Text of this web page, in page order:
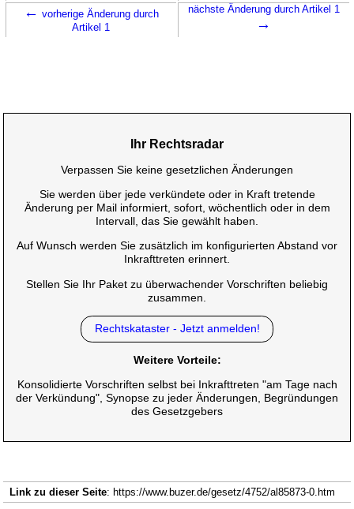
← vorherige Änderung durch
Artikel 1
nächste Änderung durch Artikel 1
→
Ihr Rechtsradar
Verpassen Sie keine gesetzlichen Änderungen
Sie werden über jede verkündete oder in Kraft tretende
Änderung per Mail informiert, sofort, wöchentlich oder in dem
Intervall, das Sie gewählt haben.
Auf Wunsch werden Sie zusätzlich im konfigurierten Abstand vor
Inkrafttreten erinnert.
Stellen Sie Ihr Paket zu überwachender Vorschriften beliebig
zusammen.
Rechtskataster - Jetzt anmelden!
Weitere Vorteile:
Konsolidierte Vorschriften selbst bei Inkrafttreten "am Tage nach
der Verkündung", Synopse zu jeder Änderungen, Begründungen
des Gesetzgebers
Link zu dieser Seite: https://www.buzer.de/gesetz/4752/al85873-0.htm